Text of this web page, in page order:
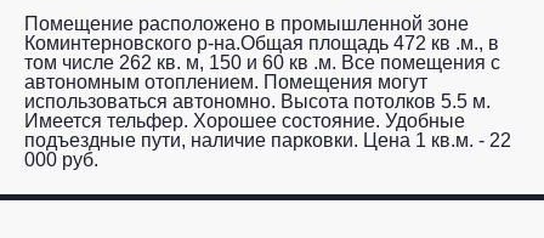
Помещение расположено в промышленной зоне
Коминтерновского р-на.Общая площадь 472 кв .м., в
том числе 262 кв. м, 150 и 60 кв .м. Все помещения с
автономным отоплением. Помещения могут
использоваться автономно. Высота потолков 5.5 м.
Имеется тельфер. Хорошее состояние. Удобные
подъездные пути, наличие парковки. Цена 1 кв.м. - 22
000 руб.